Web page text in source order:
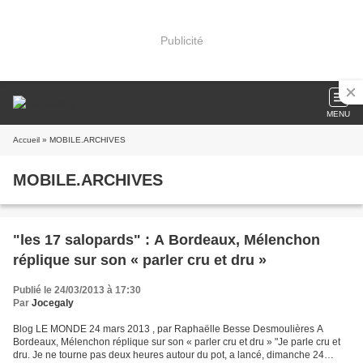
Publicité
MENU
Accueil » MOBILE.ARCHIVES
MOBILE.ARCHIVES
"les 17 salopards" : A Bordeaux, Mélenchon
réplique sur son « parler cru et dru »
Publié le 24/03/2013 à 17:30
Par Jocegaly
Blog LE MONDE 24 mars 2013 , par Raphaëlle Besse Desmoulières A
Bordeaux, Mélenchon réplique sur son « parler cru et dru » "Je parle cru et
dru. Je ne tourne pas deux heures autour du pot, a lancé, dimanche 24